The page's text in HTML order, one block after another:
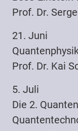
Prof. Dr.
21. Juni
Prof. Dr. Kai
5. Juli
Die 2.